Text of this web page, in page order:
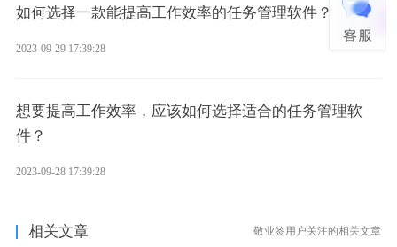
如何选择一款能提高工作效率的任务管理软件？
2023-09-29 17:39:28
想要提高工作效率，应该如何选择适合的任务管理软
件？
2023-09-28 17:39:28
相关文章 敬业签用户关注的相关文章